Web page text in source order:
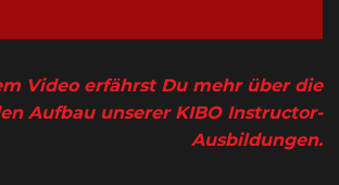
Video erfährst Du mehr über die
Aufbau unserer KIBO Instructor-
Ausbildungen.